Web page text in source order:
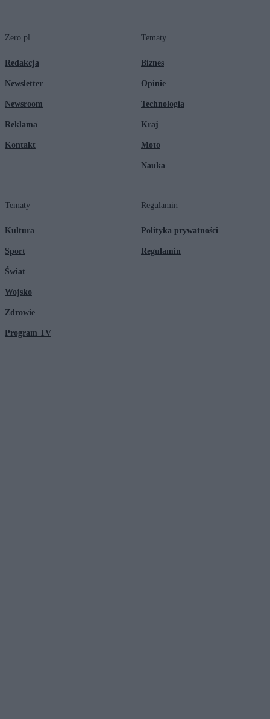
Zero.pl
Redakcja
Newsletter
Newsroom
Reklama
Kontakt
Tematy
Biznes
Opinie
Technologia
Kraj
Moto
Nauka
Tematy
Kultura
Sport
Świat
Wojsko
Zdrowie
Program TV
Regulamin
Polityka prywatności
Regulamin